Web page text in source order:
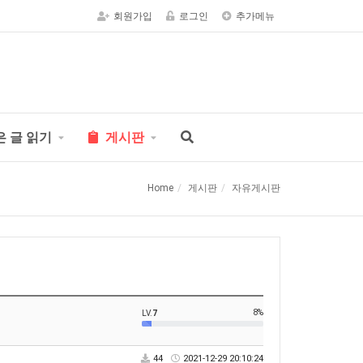
회원가입 로그인 추가메뉴
글 읽기 게시판
Home 게시판 자유게시판
LV.7 8%
44 2021-12-29 20:10:24